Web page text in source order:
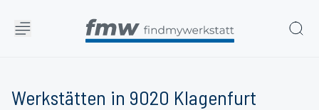
Werkstätten in 9020 Klagenfurt